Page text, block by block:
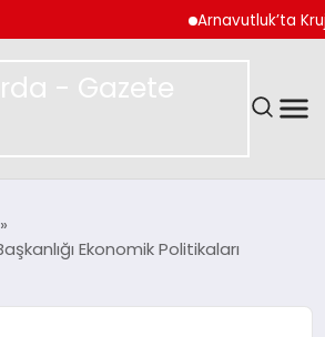
Arnavutluk’ta Kruja
- Gazete
Ekonomik Politikaları